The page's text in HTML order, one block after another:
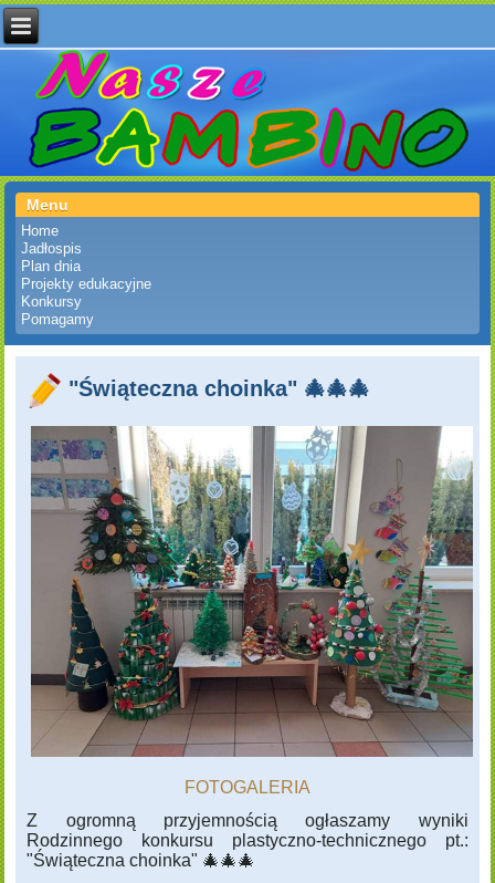
Menu
Home
Jadłospis
Plan dnia
Projekty edukacyjne
Konkursy
Pomagamy
"Świąteczna choinka" 🎄🎄🎄
FOTOGALERIA
Z ogromną przyjemnością ogłaszamy wyniki
Rodzinnego konkursu plastyczno-technicznego pt.:
"Świąteczna choinka" 🎄🎄🎄